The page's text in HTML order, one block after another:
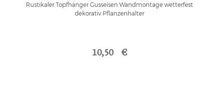
Rustikaler Topfhänger Gusseisen Wandmontage wetterfest
dekorativ Pflanzenhalter
10,50 €